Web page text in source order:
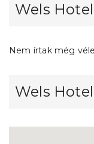
Wels
Nem írtak még
Wels